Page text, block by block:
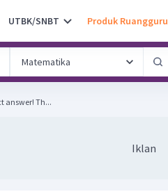
UTBK/SNBT Produk Ruangguru
Fill in the blanks with the correct answer! Th...
Iklan